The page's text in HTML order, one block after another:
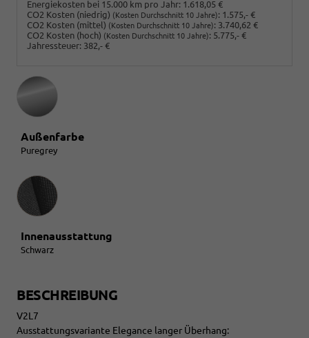
Energiekosten bei 15.000 km pro Jahr: 1.618,05 €
CO2 Kosten (niedrig) (Kosten Durchschnitt 10 Jahre): 1.575,- €
CO2 Kosten (mittel) (Kosten Durchschnitt 10 Jahre): 3.740,62 €
CO2 Kosten (hoch) (Kosten Durchschnitt 10 Jahre): 5.775,- €
Jahressteuer: 382,- €
Außenfarbe
Puregrey
Innenausstattung
Innenausstattung
Schwarz
BESCHREIBUNG
V2L7
Ausstattungsvariante Elegance langer Überhang: